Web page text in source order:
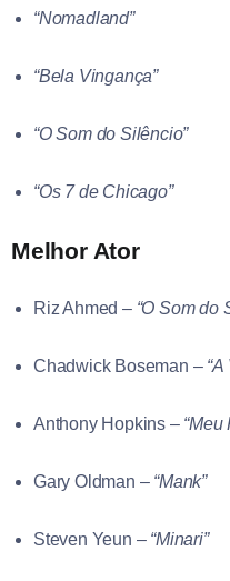
“Nomadland”
“Bela Vingança”
“O Som do Silêncio”
“Os 7 de Chicago”
Melhor Ator
Riz Ahmed – “O Som do
Chadwick Boseman –
Anthony Hopkins – “Meu
Gary Oldman – “Mank”
Steven Yeun – “Minari”